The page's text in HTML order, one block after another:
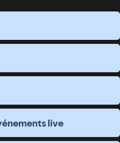
live
live